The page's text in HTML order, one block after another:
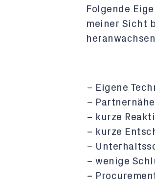
Folgende
meiner Sicht
Eigene
Partnernähe
kurze
kurze
wenige